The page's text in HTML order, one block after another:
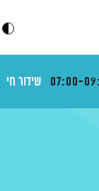
07:00- שידור חי